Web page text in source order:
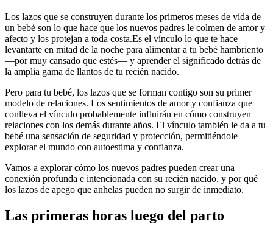
Los lazos que se construyen durante los primeros meses de vida de
un bebé son lo que hace que los nuevos padres le colmen de amor y
afecto y los protejan a toda costa.Es el vínculo lo que te hace
levantarte en mitad de la noche para alimentar a tu bebé hambriento
—por muy cansado que estés— y aprender el significado detrás de
la amplia gama de llantos de tu recién nacido.
Pero para tu bebé, los lazos que se forman contigo son su primer
modelo de relaciones. Los sentimientos de amor y confianza que
conlleva el vínculo probablemente influirán en cómo construyen
relaciones con los demás durante años. El vínculo también le da a tu
bebé una sensación de seguridad y protección, permitiéndole
explorar el mundo con autoestima y confianza.
Vamos a explorar cómo los nuevos padres pueden crear una
conexión profunda e intencionada con su recién nacido, y por qué
los lazos de apego que anhelas pueden no surgir de inmediato.
Las primeras horas luego del parto